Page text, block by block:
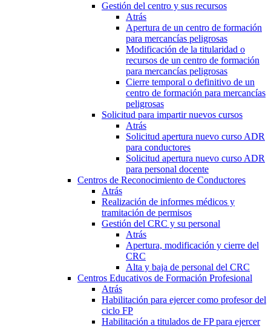
Gestión del centro y sus recursos
Atrás
Apertura de un centro de formación
para mercancías peligrosas
Modificación de la titularidad o
recursos de un centro de formación
para mercancías peligrosas
Cierre temporal o definitivo de un
centro de formación para mercancías
peligrosas
Solicitud para impartir nuevos cursos
Atrás
Solicitud apertura nuevo curso ADR
para conductores
Solicitud apertura nuevo curso ADR
para personal docente
Centros de Reconocimiento de Conductores
Atrás
Realización de informes médicos y
tramitación de permisos
Gestión del CRC y su personal
Atrás
Apertura, modificación y cierre del
CRC
Alta y baja de personal del CRC
Centros Educativos de Formación Profesional
Atrás
Habilitación para ejercer como profesor del
ciclo FP
Habilitación a titulados de FP para ejercer